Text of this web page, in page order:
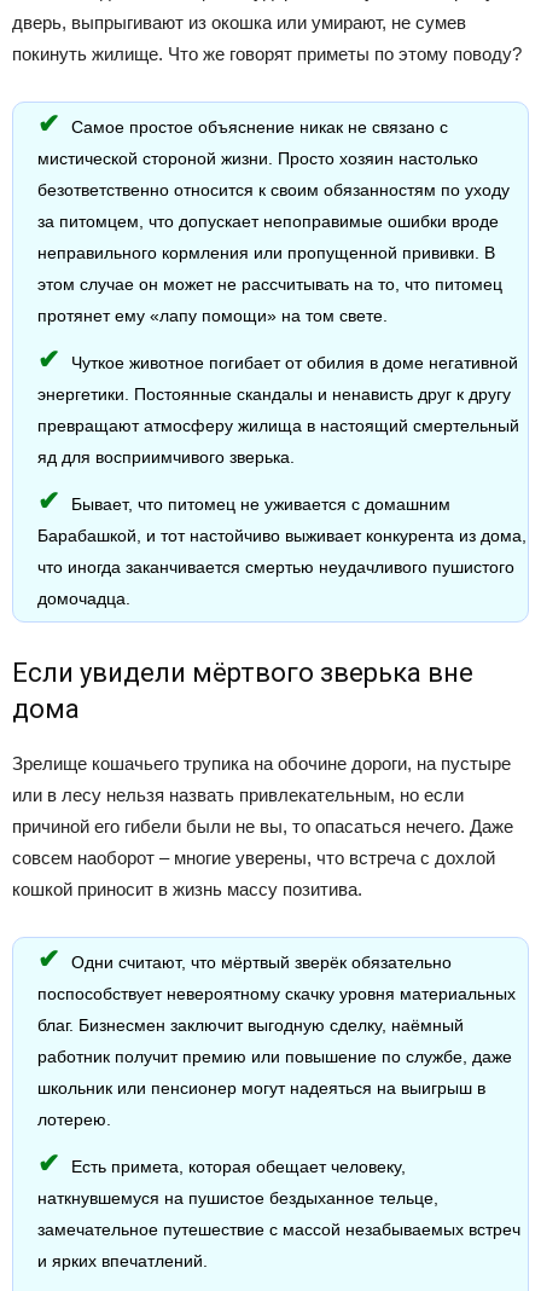
дверь, выпрыгивают из окошка или умирают, не сумев
покинуть жилище. Что же говорят приметы по этому поводу?
Самое простое объяснение никак не связано с
мистической стороной жизни. Просто хозяин настолько
безответственно относится к своим обязанностям по уходу
за питомцем, что допускает непоправимые ошибки вроде
неправильного кормления или пропущенной прививки. В
этом случае он может не рассчитывать на то, что питомец
протянет ему «лапу помощи» на том свете.
Чуткое животное погибает от обилия в доме негативной
энергетики. Постоянные скандалы и ненависть друг к другу
превращают атмосферу жилища в настоящий смертельный
яд для восприимчивого зверька.
Бывает, что питомец не уживается с домашним
Барабашкой, и тот настойчиво выживает конкурента из дома,
что иногда заканчивается смертью неудачливого пушистого
домочадца.
Если увидели мёртвого зверька вне
дома
Зрелище кошачьего трупика на обочине дороги, на пустыре
или в лесу нельзя назвать привлекательным, но если
причиной его гибели были не вы, то опасаться нечего. Даже
совсем наоборот – многие уверены, что встреча с дохлой
кошкой приносит в жизнь массу позитива.
Одни считают, что мёртвый зверёк обязательно
поспособствует невероятному скачку уровня материальных
благ. Бизнесмен заключит выгодную сделку, наёмный
работник получит премию или повышение по службе, даже
школьник или пенсионер могут надеяться на выигрыш в
лотерею.
Есть примета, которая обещает человеку,
наткнувшемуся на пушистое бездыханное тельце,
замечательное путешествие с массой незабываемых встреч
и ярких впечатлений.